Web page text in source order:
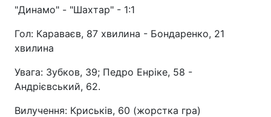
"Динамо" - "Шахтар" - 1:1
Гол: Караваєв, 87 хвилина - Бондаренко, 21
хвилина
Увага: Зубков, 39; Педро Енріке, 58 -
Андрієвський, 62.
Вилучення: Криськів, 60 (жорстка гра)